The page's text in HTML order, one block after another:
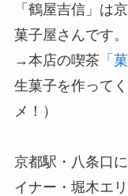
「鶴屋吉信」は
菓子屋さんです。
→本店の喫茶「
生菓子を作って
メ！）
京都駅・八条口
イナー・堀木エ